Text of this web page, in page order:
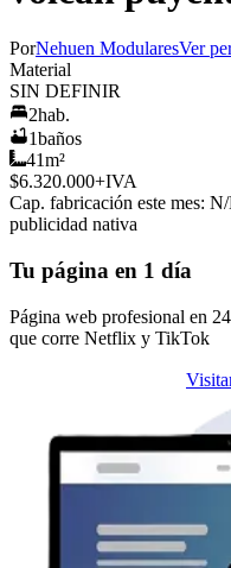
PorNehuen ModularesVer
Material
SIN DEFINIR
2hab.
1baños
41m²
$6.320.000+IVA
Cap. fabricación este mes:
publicidad nativa
Tu página en 1 día
Página web profesional en
que corre Netflix y TikTok